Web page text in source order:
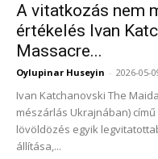
A vitatkozás nem
értékelés Ivan
Massacre...
Oylupinar Huseyin - 2026-05-
Ivan Katchanovski The
mészárlás Ukrajnában)
lövöldözés egyik
állítása,...